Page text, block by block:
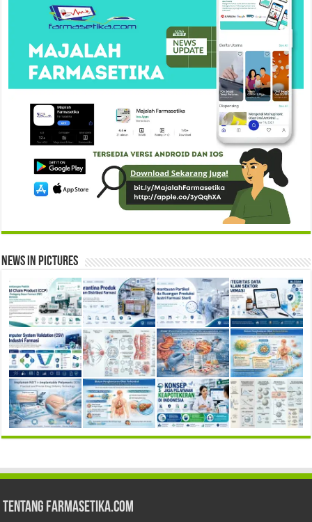
News in Pictures
Tentang Farmasetika.com